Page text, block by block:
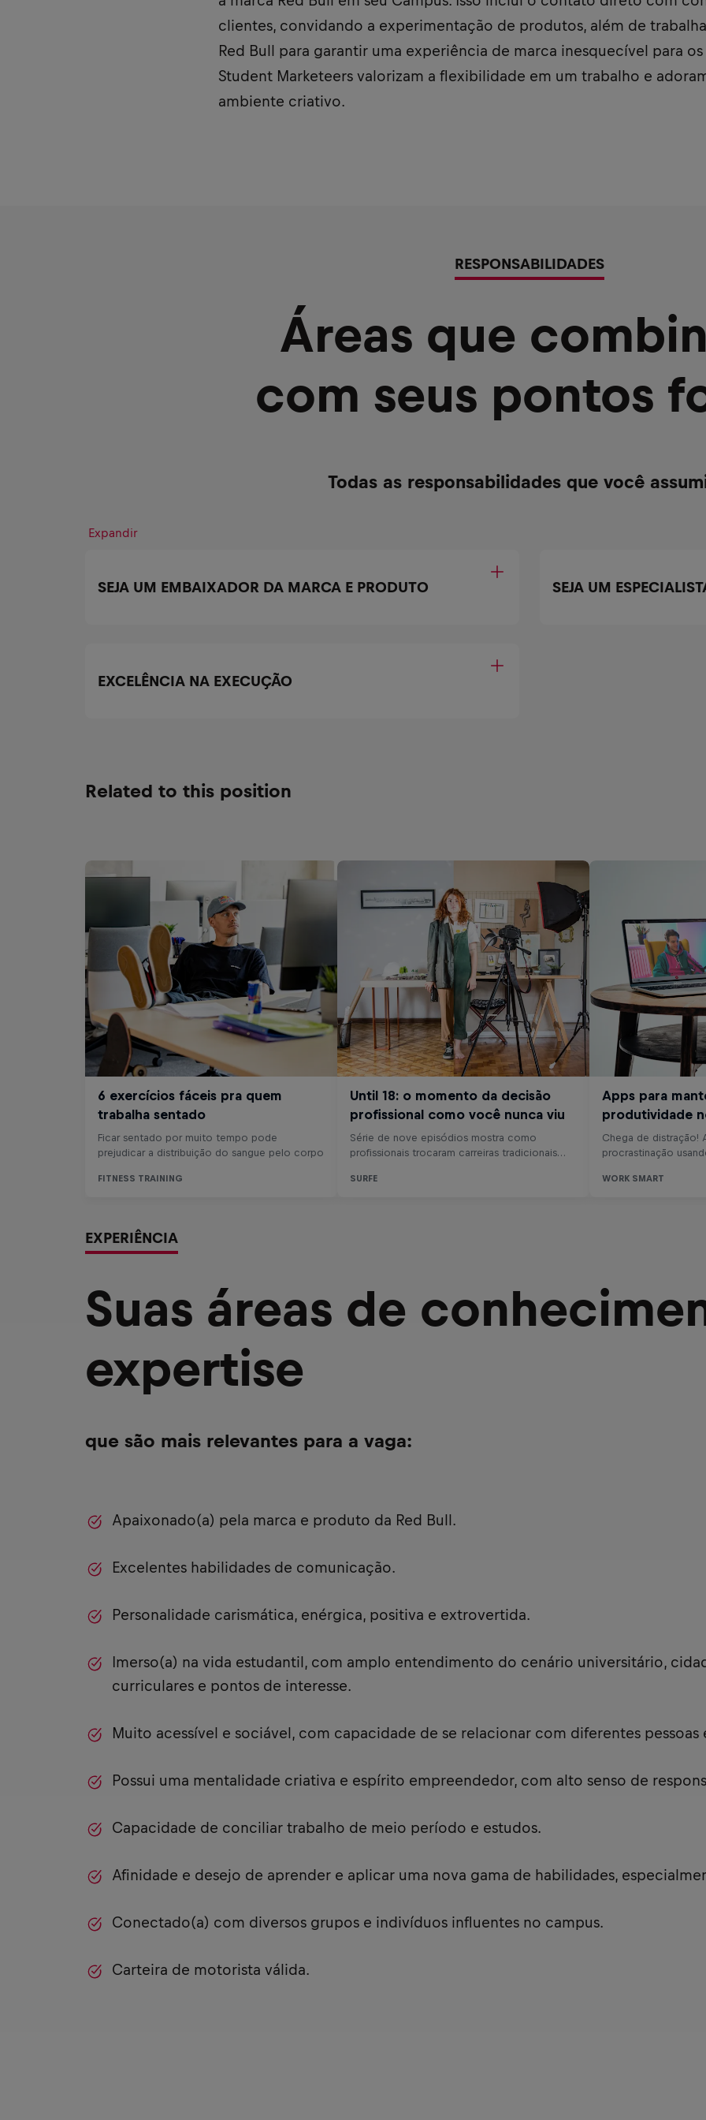
clientes, convidando a experimentação de produtos, além de
Red Bull para garantir uma experiência de marca inesquecível para
Student Marketeers valorizam a flexibilidade em um trabalho e
ambiente criativo.
RESPONSABILIDADES
Áreas que
com seus pontos
Todas as responsabilidades que você
Expandir
SEJA UM EMBAIXADOR DA MARCA E PRODUTO SEJA UM
EXCELÊNCIA NA EXECUÇÃO
Related to this position
EXPERIÊNCIA
Suas áreas de
expertise
que são mais relevantes para a vaga:
Apaixonado(a) pela marca e produto da Red Bull.
Excelentes habilidades de comunicação.
Personalidade carismática, enérgica, positiva e extrovertida.
Imerso(a) na vida estudantil, com amplo entendimento do cenário universitário,
curriculares e pontos de interesse.
Muito acessível e sociável, com capacidade de se relacionar com diferentes pessoas
Possui uma mentalidade criativa e espírito empreendedor, com alto senso de
Capacidade de conciliar trabalho de meio período e estudos.
Afinidade e desejo de aprender e aplicar uma nova gama de habilidades,
Conectado(a) com diversos grupos e indivíduos influentes no campus.
Carteira de motorista válida.